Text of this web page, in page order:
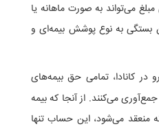
می‌تواند به صورت ماهانه یا
بستگی به نوع پوشش بیمه‌ای و
در کانادا، تمامی حق بیمه‌های
می‌کنند. از آنجا که بیمه
منعقد می‌شود، این حساب تنها